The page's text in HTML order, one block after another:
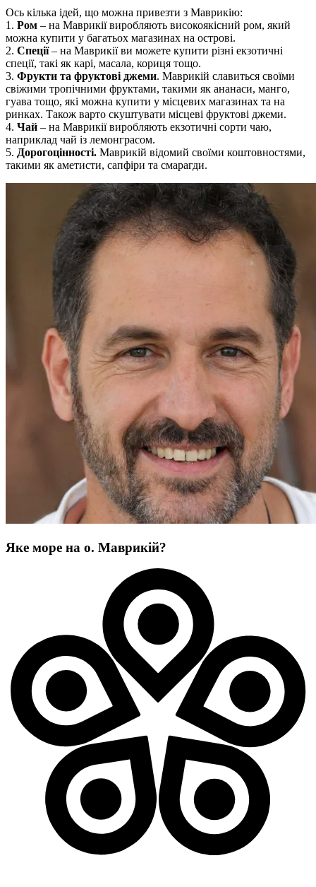
Ось кілька ідей, що можна привезти з Маврикію:
1. Ром – на Маврикії виробляють високоякісний ром, який
можна купити у багатьох магазинах на острові.
2. Спеції– на Маврикії ви можете купити різні екзотичні
спеції, такі як карі, масала, кориця тощо.
3. Фрукти та фруктові джеми. Маврикій славиться своїми
свіжими тропічними фруктами, такими як ананаси, манго,
гуава тощо, які можна купити у місцевих магазинах та на
ринках. Також варто скуштувати місцеві фруктові джеми.
4. Чай – на Маврикії виробляють екзотичні сорти чаю,
наприклад чай із лемонграсом.
5. Дорогоцінності. Маврикій відомий своїми коштовностями,
такими як аметисти, сапфіри та смарагди.
Яке море на о. Маврикій?